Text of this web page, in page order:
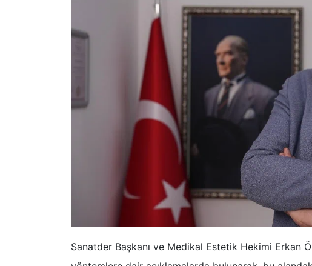
Sanatder Başkanı ve Medikal Estetik Hekimi Erkan